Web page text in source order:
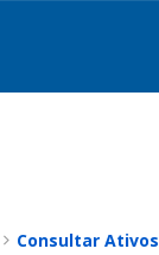
Consultar Ativos